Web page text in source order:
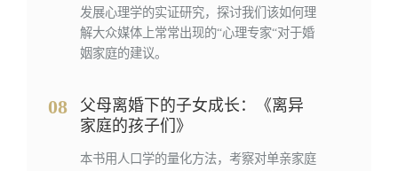
发展心理学的实证研究，探讨我们该如何理
解大众媒体上常常出现的“心理专家“对于婚
姻家庭的建议。
08
父母离婚下的子女成长：《离异
家庭的孩子们》
本书用人口学的量化方法，考察对单亲家庭